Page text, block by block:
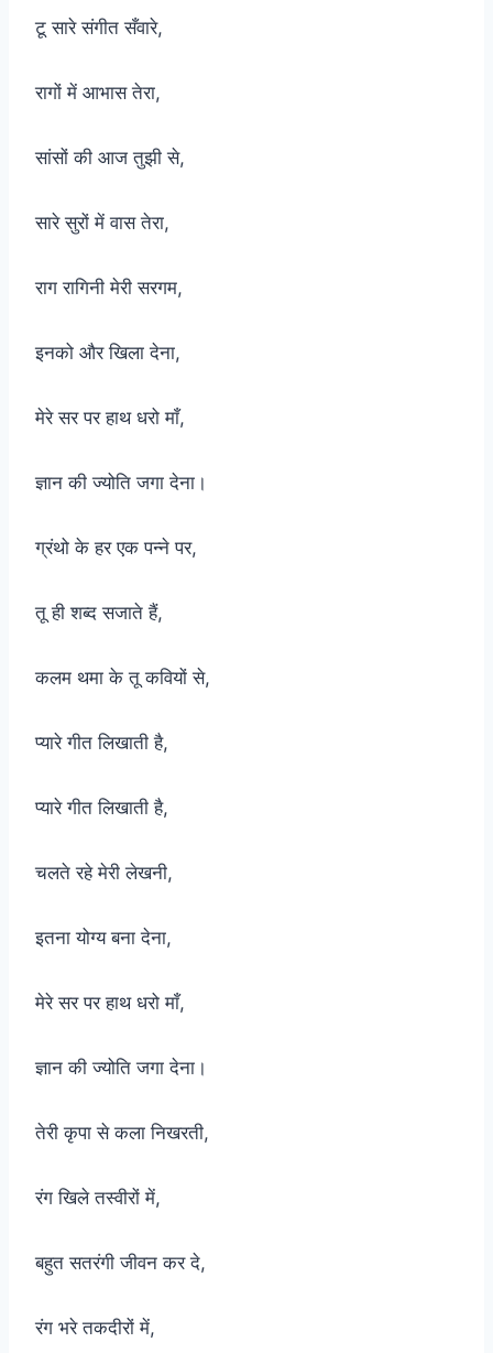
टू सारे संगीत सँवारे,
रागों में आभास तेरा,
सांसों की आज तुझी से,
सारे सुरों में वास तेरा,
राग रागिनी मेरी सरगम,
इनको और खिला देना,
मेरे सर पर हाथ धरो माँ,
ज्ञान की ज्योति जगा देना।
ग्रंथो के हर एक पन्ने पर,
तू ही शब्द सजाते हैं,
कलम थमा के तू कवियों से,
प्यारे गीत लिखाती है,
प्यारे गीत लिखाती है,
चलते रहे मेरी लेखनी,
इतना योग्य बना देना,
मेरे सर पर हाथ धरो माँ,
ज्ञान की ज्योति जगा देना।
तेरी कृपा से कला निखरती,
रंग खिले तस्वीरों में,
बहुत सतरंगी जीवन कर दे,
रंग भरे तकदीरों में,